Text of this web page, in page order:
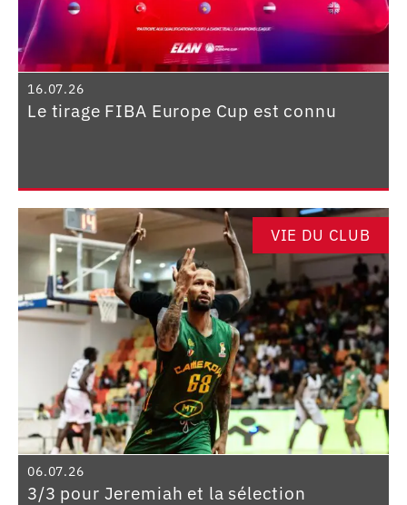
16.07.26
Le tirage FIBA Europe Cup est connu
VIE DU CLUB
06.07.26
3/3 pour Jeremiah et la sélection